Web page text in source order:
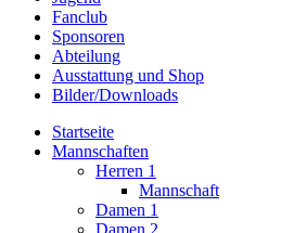
Fanclub
Sponsoren
Abteilung
Ausstattung und Shop
Bilder/Downloads
Startseite
Mannschaften
Herren 1
Mannschaft
Damen 1
Damen 2